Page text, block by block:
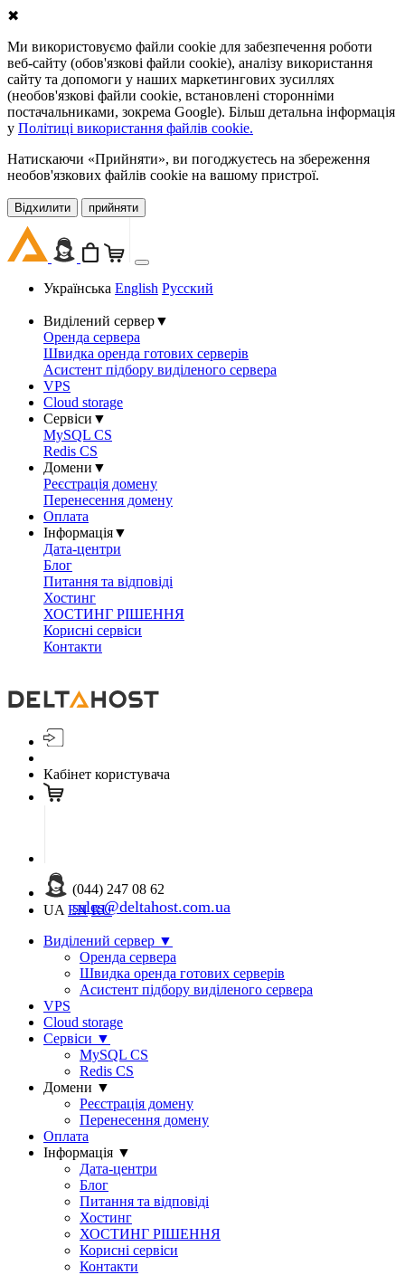
✖
Ми використовуємо файли cookie для забезпечення роботи
веб-сайту (обов'язкові файли cookie), аналізу використання
сайту та допомоги у наших маркетингових зусиллях
(необов'язкові файли cookie, встановлені сторонніми
постачальниками, зокрема Google). Більш детальна інформація
у Політиці використання файлів cookie.
Натискаючи «Прийняти», ви погоджуєтесь на збереження
необов'язкових файлів cookie на вашому пристрої.
Відхилити прийняти
Українська English Русский
Виділений сервер▼
Оренда сервера
Швидка оренда готових серверів
Асистент підбору виділеного сервера
VPS
Cloud storage
Сервіси ▼
MySQL CS
Redis CS
Домени ▼
Реєстрація домену
Перенесення домену
Оплата
Інформація▼
Дата-центри
Блог
Питання та відповіді
Хостинг
ХОСТИНГ РІШЕННЯ
Корисні сервіси
Контакти
Кабінет користувача
(044) 247 08 62
sales@deltahost.com.ua
UA EN RU
Виділений сервер ▼
Оренда сервера
Швидка оренда готових серверів
Асистент підбору виділеного сервера
VPS
Cloud storage
Сервіси ▼
MySQL CS
Redis CS
Домени ▼
Реєстрація домену
Перенесення домену
Оплата
Інформація ▼
Дата-центри
Блог
Питання та відповіді
Хостинг
ХОСТИНГ РІШЕННЯ
Корисні сервіси
Контакти